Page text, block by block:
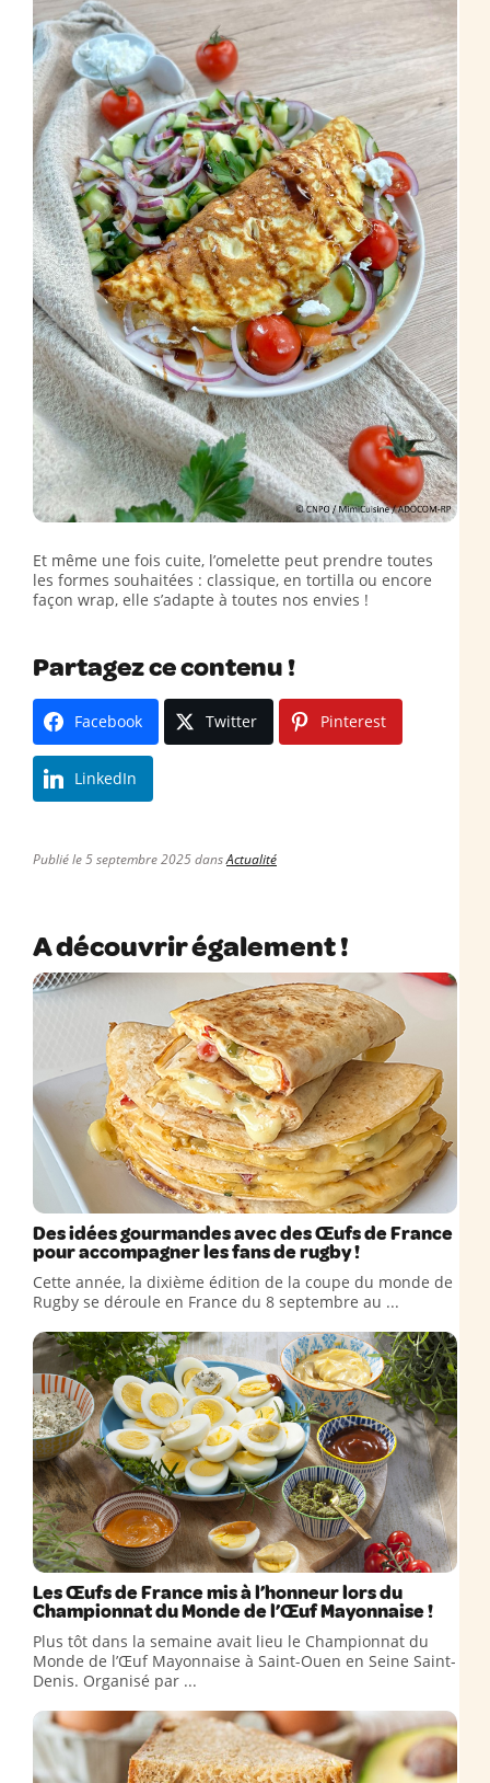
Et même une fois cuite, l’omelette peut prendre toutes
les formes souhaitées : classique, en tortilla ou encore
façon wrap, elle s’adapte à toutes nos envies !
Partagez ce contenu !
Facebook Twitter Pinterest
LinkedIn
Publié le 5 septembre 2025 dansActualité
A découvrir également !
Des idées gourmandes avec des Œufs de France
pour accompagner les fans de rugby !
Cette année, la dixième édition de la coupe du monde de
Rugby se déroule en France du 8 septembre au ...
Les Œufs de France mis à l’honneur lors du
Championnat du Monde de l’Œuf Mayonnaise !
Plus tôt dans la semaine avait lieu le Championnat du
Monde de l’Œuf Mayonnaise à Saint-Ouen en Seine Saint-
Denis. Organisé par ...